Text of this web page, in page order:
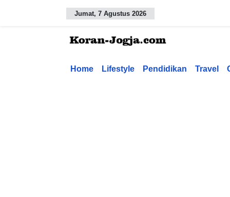
Jumat, 7 Agustus 2026
Home Lifestyle Pendidikan Travel